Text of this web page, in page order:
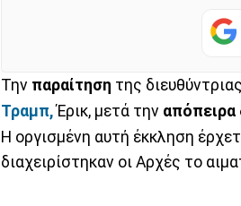
Την παραίτηση της
Τραμπ,Έρικ, μετά την απόπειρα
Η οργισμένη αυτή έκκληση
διαχειρίστηκαν οι Αρχές το